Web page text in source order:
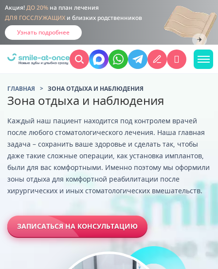
Акция! ДО 20% на план лечения
ДЛЯ ГОССЛУЖАЩИХ и близких родственников
Узнать подробнее
ГЛАВНАЯ ЗОНА ОТДЫХА И НАБЛЮДЕНИЯ
Зона отдыха и наблюдения
Каждый наш пациент находится под контролем врачей
после любого стоматологического лечения. Наша главная
задача – сохранить ваше здоровье и сделать так, чтобы
даже такие сложные операции, как установка имплантов,
были для вас комфортными. Именно поэтому мы оформили
зоны отдыха для комфортной реабилитации после
хирургических и иных стоматологических вмешательств.
ЗАПИСАТЬСЯ НА КОНСУЛЬТАЦИЮ